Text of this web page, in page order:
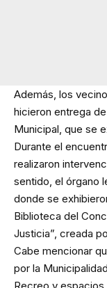
Además, los
hicieron entrega
Municipal, que se
Durante el
realizaron
sentido, el órgano
donde se
Biblioteca del
Justicia”, creada
Cabe mencionar
por la
Recreo y